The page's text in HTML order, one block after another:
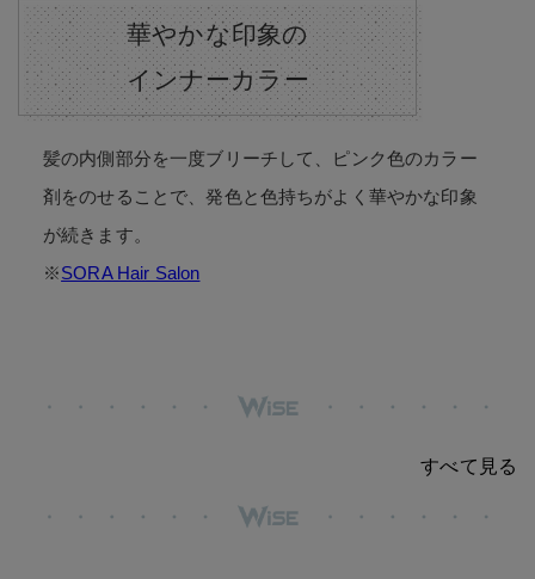
華やかな印象の
インナーカラー
髪の内側部分を一度ブリーチして、ピンク色のカラー
剤をのせることで、発色と色持ちがよく華やかな印象
が続きます。
※SORA Hair Salon
すべて見る